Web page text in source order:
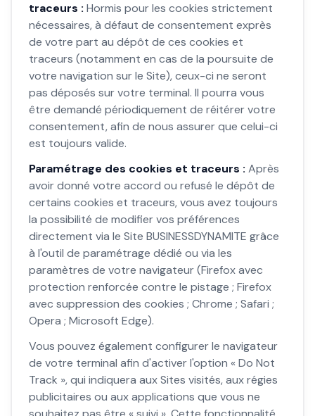
traceurs : Hormis pour les cookies strictement
nécessaires, à défaut de consentement exprès
de votre part au dépôt de ces cookies et
traceurs (notamment en cas de la poursuite de
votre navigation sur le Site), ceux-ci ne seront
pas déposés sur votre terminal. Il pourra vous
être demandé périodiquement de réitérer votre
consentement, afin de nous assurer que celui-ci
est toujours valide.
Paramétrage des cookies et traceurs : Après
avoir donné votre accord ou refusé le dépôt de
certains cookies et traceurs, vous avez toujours
la possibilité de modifier vos préférences
directement via le Site BUSINESSDYNAMITE grâce
à l'outil de paramétrage dédié ou via les
paramètres de votre navigateur (Firefox avec
protection renforcée contre le pistage ; Firefox
avec suppression des cookies ; Chrome ; Safari ;
Opera ; Microsoft Edge).
Vous pouvez également configurer le navigateur
de votre terminal afin d'activer l'option « Do Not
Track », qui indiquera aux Sites visités, aux régies
publicitaires ou aux applications que vous ne